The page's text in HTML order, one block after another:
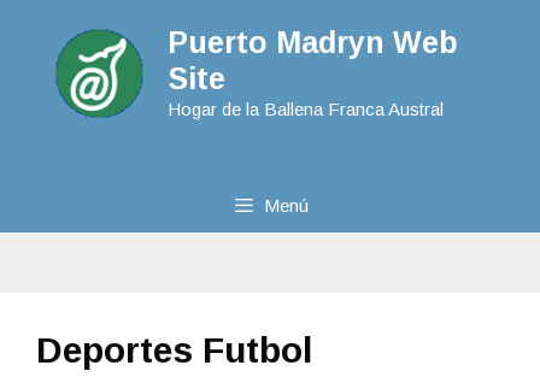
Puerto Madryn Web
Site
Hogar de la Ballena Franca Austral
Menú
Deportes Futbol